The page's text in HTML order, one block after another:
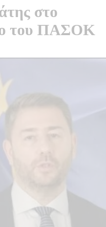
στο
του ΠΑΣΟΚ